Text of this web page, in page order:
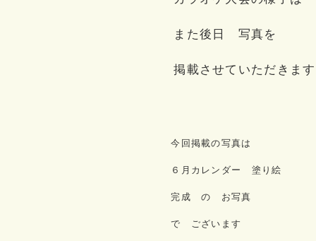
また後日 写真を
掲載させていただきます
今回掲載の写真は
６月カレンダー 塗り絵
完成 の お写真
で ございます